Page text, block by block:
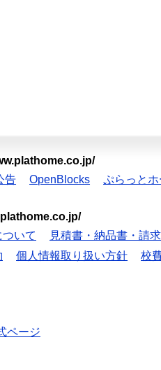
告 OpenBlocks ぷらっと
いて 見積書・納品書・請
個人情報取り扱い方針 校
ページ